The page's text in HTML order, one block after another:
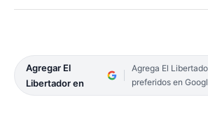
Agregar El
Libertador en
Agrega El
preferidos en